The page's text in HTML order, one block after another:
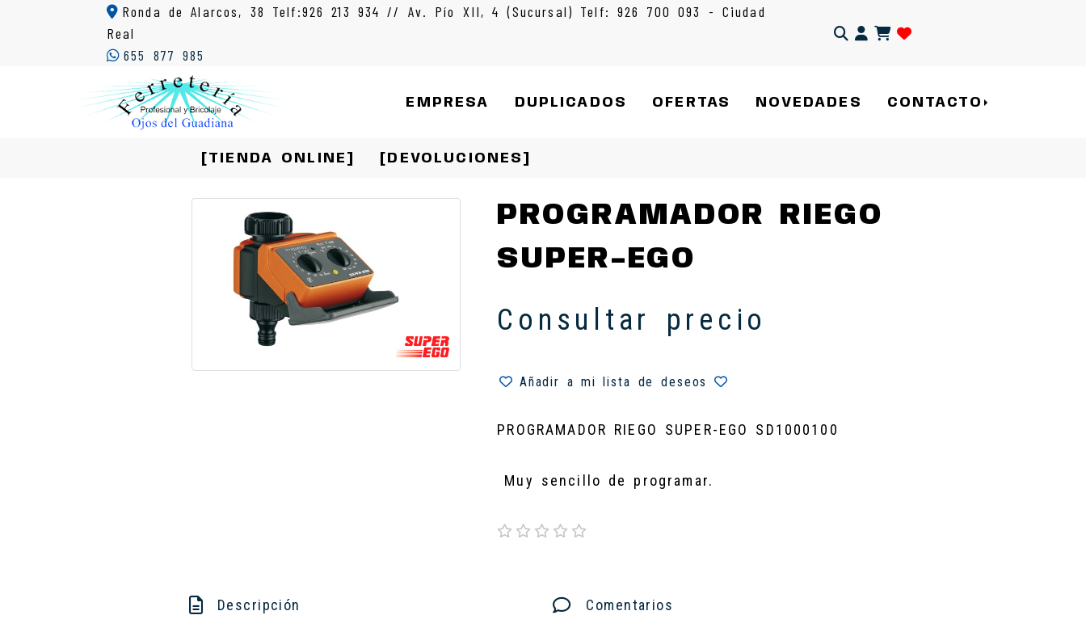
Ronda de Alarcos, 38 Telf:926 213 934 // Av. Pío XII, 4 (Sucursal) Telf: 926 700 093 - Ciudad
Real
655 877 985
Identifícate
EMPRESA DUPLICADOS OFERTAS NOVEDADES CONTACTO
[TIENDA ONLINE] [DEVOLUCIONES]
PROGRAMADOR RIEGO
SUPER-EGO
Consultar precio
Añadir a mi lista de deseos
PROGRAMADOR RIEGO SUPER-EGO SD1000100
Muy sencillo de programar.
Descripción Comentarios